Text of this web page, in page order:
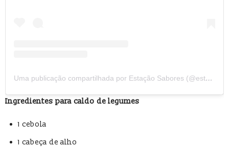
Uma publicação compartilhada por Estação Sabores (@estacaosaboreszonasul)
Ingredientes para caldo de legumes
1 cebola
1 cabeça de alho